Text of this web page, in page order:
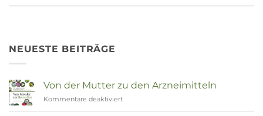
NEUESTE BEITRÄGE
Von der Mutter zu den Arzneimitteln
Kommentare deaktiviert